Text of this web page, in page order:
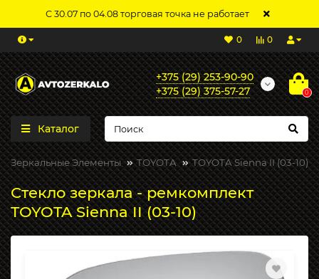
С 30.07 по 04.08 торговая точка не работает
0
0
+375 (29) 253-90-90
+375 (29) 375-57-27
0
Каталог
Зеркальные Элементы TOYOTA TOYOTA Sienna II (03-10)
Стекло зеркала - ремкомплект
TOYOTA Sienna II (03-10)